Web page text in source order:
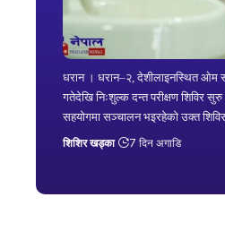
धरान । धरान–२, देशीलाइनस्थित ओम
गतेदेखि निःशुल्क दन्त परीक्षण शिविर
सहयोगमा सञ्चालन भइरहेको उक्त
शिशिर खड्का
7 दिन अगाडि